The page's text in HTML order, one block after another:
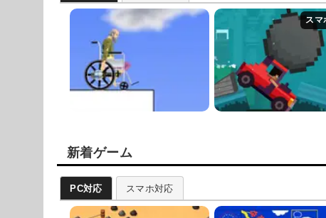
新着ゲーム
PC対応 スマホ対応